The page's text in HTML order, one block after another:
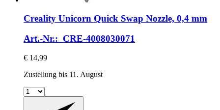
Creality Unicorn Quick Swap Nozzle, 0,4 mm
Art.-Nr.: CRE-4008030071
€ 14,99
Zustellung bis 11. August